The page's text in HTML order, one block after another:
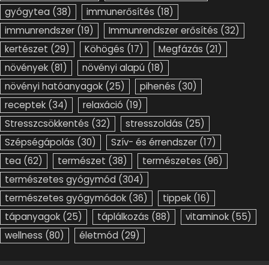
gyógytea (38) immunerősítés (18)
immunrendszer (19) Immunrendszer erősítés (32)
kertészet (29) Köhögés (17) Megfázás (21)
növények (81) növényi alapú (18)
növényi hatóanyagok (25) pihenés (30)
receptek (34) relaxáció (19)
Stresszcsökkentés (32) stresszoldás (25)
Szépségápolás (30) Szív- és érrendszer (17)
tea (62) természet (38) természetes (96)
természetes gyógymód (304)
természetes gyógymódok (36) tippek (16)
tápanyagok (25) táplálkozás (88) vitaminok (55)
wellness (80) életmód (29)